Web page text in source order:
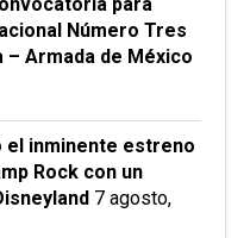
Número Tres
Armada de México
el inminente estreno
Rock con un
7 agosto,